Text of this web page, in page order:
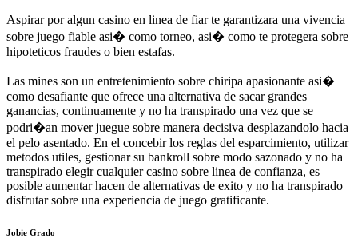
Aspirar por algun casino en linea de fiar te garantizara una vivencia
sobre juego fiable asi� como torneo, asi� como te protegera sobre
hipoteticos fraudes o bien estafas.
Las mines son un entretenimiento sobre chiripa apasionante asi�
como desafiante que ofrece una alternativa de sacar grandes
ganancias, continuamente y no ha transpirado una vez que se
podri�an mover juegue sobre manera decisiva desplazandolo hacia
el pelo asentado. En el concebir los reglas del esparcimiento, utilizar
metodos utiles, gestionar su bankroll sobre modo sazonado y no ha
transpirado elegir cualquier casino sobre linea de confianza, es
posible aumentar hacen de alternativas de exito y no ha transpirado
disfrutar sobre una experiencia de juego gratificante.
Jobie Grado